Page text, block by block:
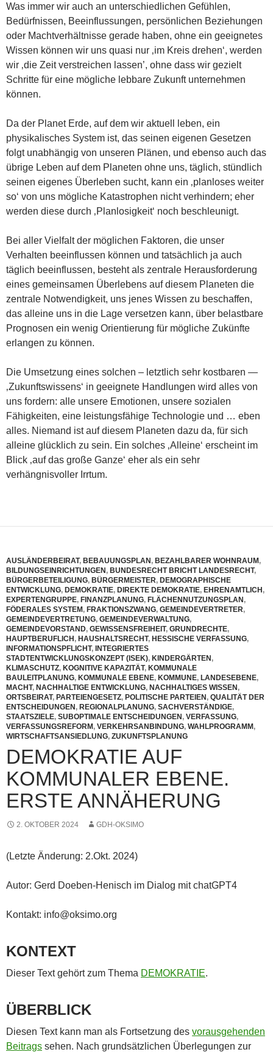
Was immer wir auch an unterschiedlichen Gefühlen,
Bedürfnissen, Beeinflussungen, persönlichen Beziehungen
oder Machtverhältnisse gerade haben, ohne ein geeignetes
Wissen können wir uns quasi nur ‚im Kreis drehen‘, werden
wir ‚die Zeit verstreichen lassen’, ohne dass wir gezielt
Schritte für eine mögliche lebbare Zukunft unternehmen
können.
Da der Planet Erde, auf dem wir aktuell leben, ein
physikalisches System ist, das seinen eigenen Gesetzen
folgt unabhängig von unseren Plänen, und ebenso auch das
übrige Leben auf dem Planeten ohne uns, täglich, stündlich
seinen eigenes Überleben sucht, kann ein ‚planloses weiter
so‘ von uns mögliche Katastrophen nicht verhindern; eher
werden diese durch ‚Planlosigkeit‘ noch beschleunigt.
Bei aller Vielfalt der möglichen Faktoren, die unser
Verhalten beeinflussen können und tatsächlich ja auch
täglich beeinflussen, besteht als zentrale Herausforderung
eines gemeinsamen Überlebens auf diesem Planeten die
zentrale Notwendigkeit, uns jenes Wissen zu beschaffen,
das alleine uns in die Lage versetzen kann, über belastbare
Prognosen ein wenig Orientierung für mögliche Zukünfte
erlangen zu können.
Die Umsetzung eines solchen – letztlich sehr kostbaren —
‚Zukunftswissens‘ in geeignete Handlungen wird alles von
uns fordern: alle unsere Emotionen, unsere sozialen
Fähigkeiten, eine leistungsfähige Technologie und … eben
alles. Niemand ist auf diesem Planeten dazu da, für sich
alleine glücklich zu sein. Ein solches ‚Alleine‘ erscheint im
Blick ‚auf das große Ganze‘ eher als ein sehr
verhängnisvoller Irrtum.
AUSLÄNDERBEIRAT, BEBAUUNGSPLAN, BEZAHLBARER WOHNRAUM,
BILDUNGSEINRICHTUNGEN, BUNDESRECHT BRICHT LANDESRECHT,
BÜRGERBETEILIGUNG, BÜRGERMEISTER, DEMOGRAPHISCHE
ENTWICKLUNG, DEMOKRATIE, DIREKTE DEMOKRATIE, EHRENAMTLICH,
EXPERTENGRUPPE, FINANZPLANUNG, FLÄCHENNUTZUNGSPLAN,
FÖDERALES SYSTEM, FRAKTIONSZWANG, GEMEINDEVERTRETER,
GEMEINDEVERTRETUNG, GEMEINDEVERWALTUNG,
GEMEINDEVORSTAND, GEWISSENSFREIHEIT, GRUNDRECHTE,
HAUPTBERUFLICH, HAUSHALTSRECHT, HESSISCHE VERFASSUNG,
INFORMATIONSPFLICHT, INTEGRIERTES
STADTENTWICKLUNGSKONZEPT (ISEK), KINDERGÄRTEN,
KLIMASCHUTZ, KOGNITIVE KAPAZITÄT, KOMMUNALE
BAULEITPLANUNG, KOMMUNALE EBENE, KOMMUNE, LANDESEBENE,
MACHT, NACHHALTIGE ENTWICKLUNG, NACHHALTIGES WISSEN,
ORTSBEIRAT, PARTEIENGESETZ, POLITISCHE PARTEIEN, QUALITÄT DER
ENTSCHEIDUNGEN, REGIONALPLANUNG, SACHVERSTÄNDIGE,
STAATSZIELE, SUBOPTIMALE ENTSCHEIDUNGEN, VERFASSUNG,
VERFASSUNGSREFORM, VERKEHRSANBINDUNG, WAHLPROGRAMM,
WIRTSCHAFTSANSIEDLUNG, ZUKUNFTSPLANUNG
DEMOKRATIE AUF
KOMMUNALER EBENE.
ERSTE ANNÄHERUNG
2. OKTOBER 2024 GDH-OKSIMO
(Letzte Änderung: 2.Okt. 2024)
Autor: Gerd Doeben-Henisch im Dialog mit chatGPT4
Kontakt: info@oksimo.org
KONTEXT
Dieser Text gehört zum Thema DEMOKRATIE.
ÜBERBLICK
Diesen Text kann man als Fortsetzung des vorausgehenden
Beitrags sehen. Nach grundsätzlichen Überlegungen zur